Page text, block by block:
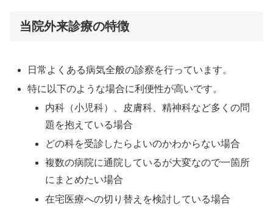
当院外来診療の特徴
日常よくある病気全般の診察を行っています。
特に以下のような場合に利便性が高いです。
内科（小児科）、皮膚科、精神科など多くの問
題を抱えている場合
どの科を受診したらよいのかわからない場合
複数の病院に通院しているが大変なので一箇所
にまとめたい場合
在宅医療への切り替えを検討している場合